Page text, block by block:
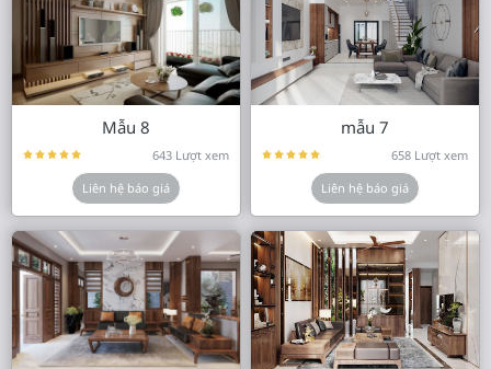
Mẫu 8
643 Lượt xem
Liên hệ báo giá
mẫu 7
658 Lượt xem
Liên hệ báo giá